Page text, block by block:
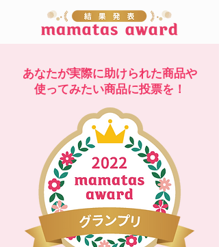
​あなたが実際に助けられた商品や​
使ってみたい商品に投票を！